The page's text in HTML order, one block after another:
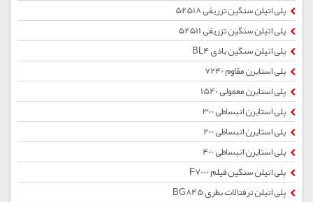
پلی اتیلن سنگین تزریقی 52518
پلی اتیلن سنگین تزریقی 52511
پلی اتیلن سنگین بادی BL4
پلی استایرن مقاوم 7240
پلی استایرن معمولی 1540
پلی استایرن انبساطی 300
پلی استایرن انبساطی 200
پلی استایرن انبساطی 400
پلی اتیلن سنگین فیلم F7000
پلی اتیلن ترفتالات بطری BG845